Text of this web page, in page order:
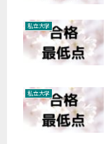
私立大学
私立大学